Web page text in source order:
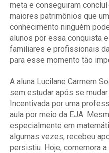
meta e conseguiram
maiores patrimônios que
conhecimento ninguém
alunos por essa conquista
familiares e profissionais
para esse momento tão
A aluna Lucilane Carmem
sem estudar após se
Incentivada por uma
aula por meio da EJA.
especialmente em
algumas vezes, recebeu
persistiu. Hoje, comemora